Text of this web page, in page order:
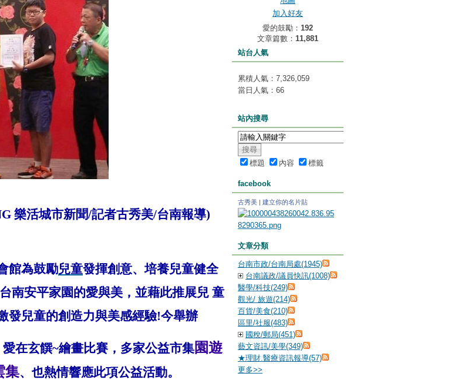
樂活城市新聞/記者古秀美/台南報導)
館為鼓勵兒童發揮創意、培養兒童健全
南安平家園的愛與美，並藉此推展兒 童
發兒童的創造力與美感經驗!今舉辦
在玄饌~繪畫比賽 ，多家公益市集園遊
集、也熱情響應此項公益活動。
加入好友
愛的鼓勵： 192
文章篇數： 11,881
站台人氣
累積人氣： 7,326,059
當日人氣： 66
站內搜尋
標題 內容 標籤
facebook
古秀美 | 建立你的名片貼
文章分類
台南市政/台南局處(1945)
台南議政/議員快訊(1008)
醫學/科技(249)
觀光/ 旅遊(214)
百貨/美食(210)
區里/社服(483)
國稅/郵局(451)
藝文資訊/美學(349)
★理財.醫療資訊報導(57)
更多>>